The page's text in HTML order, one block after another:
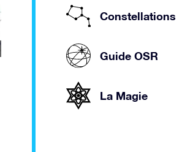
Constellations
Guide OSR
La Magie